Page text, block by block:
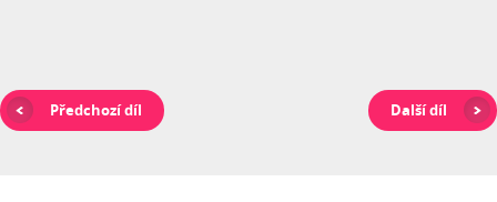
Předchozí díl Další díl